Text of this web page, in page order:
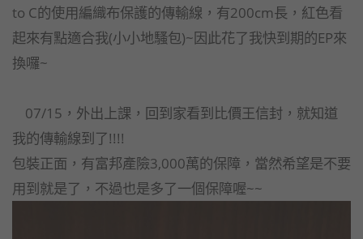
to C的使用編織布保護的傳輸線，有200cm長，紅色看
起來有點適合我(小小地騷包)~因此花了我快到期的EP來
換囉~
07/15，外出上課，回到家看到比價王信封，就知道
我的傳輸線到了!!!!
包裝正面，有富邦產險3,000萬的保障，當然希望是不要
用到就是了，不過也是多了一個保障喔~~